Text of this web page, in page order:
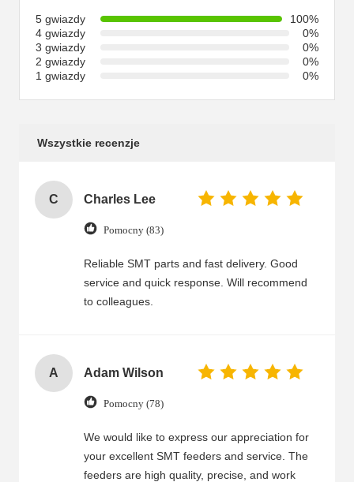
5 gwiazdy
100%
4 gwiazdy
0%
3 gwiazdy
0%
2 gwiazdy
0%
1 gwiazdy
0%
Wszystkie recenzje
C Charles Lee
Pomocny (83)
Reliable SMT parts and fast delivery. Good
service and quick response. Will recommend
to colleagues.
A Adam Wilson
Pomocny (78)
We would like to express our appreciation for
your excellent SMT feeders and service. The
feeders are high quality, precise, and work